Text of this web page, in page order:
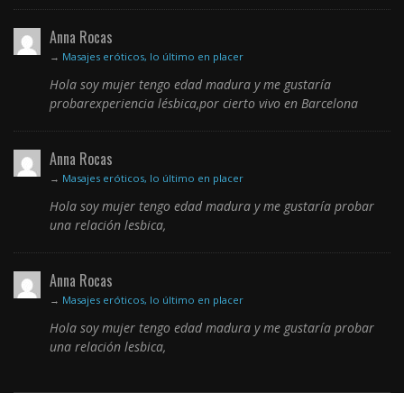
Anna Rocas
→ Masajes eróticos, lo último en placer
Hola soy mujer tengo edad madura y me gustaría
probarexperiencia lésbica,por cierto vivo en Barcelona
Anna Rocas
→ Masajes eróticos, lo último en placer
Hola soy mujer tengo edad madura y me gustaría probar
una relación lesbica,
Anna Rocas
→ Masajes eróticos, lo último en placer
Hola soy mujer tengo edad madura y me gustaría probar
una relación lesbica,